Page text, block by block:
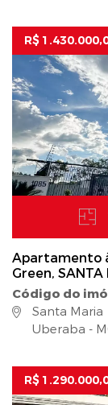
R$
Apartamento
Green,
Código do
Santa Maria
Uberaba -
R$